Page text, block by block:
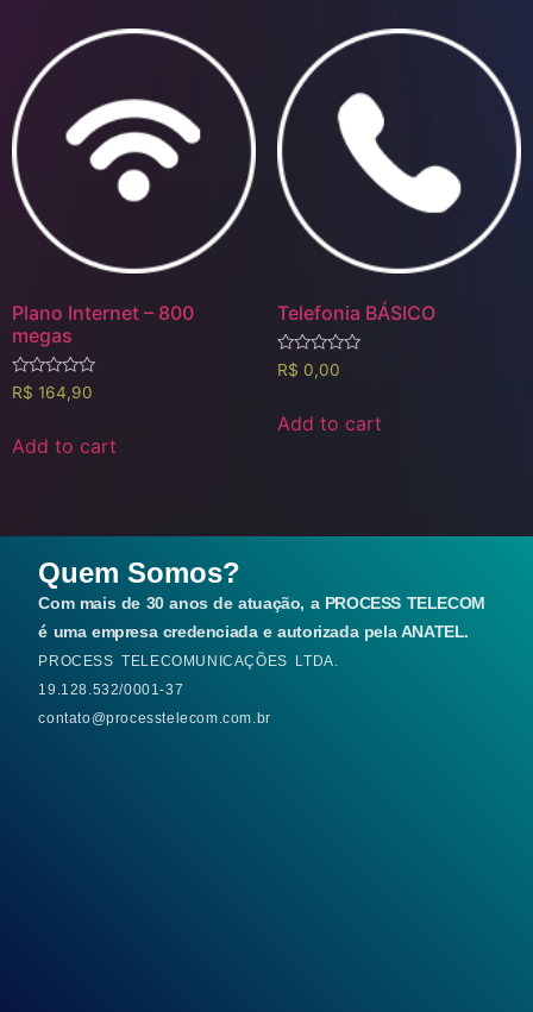
Plano Internet – 800
megas
Rated
0
5
R$ 164,90
Add to cart
Telefonia BÁSICO
Rated
0
5
R$ 0,00
Add to cart
Quem Somos?
Com mais de 30 anos de atuação, a PROCESS TELECOM
é uma empresa credenciada e autorizada pela ANATEL.
PROCESS TELECOMUNICAÇÕES LTDA.
19.128.532/0001-37
contato@processtelecom.com.br